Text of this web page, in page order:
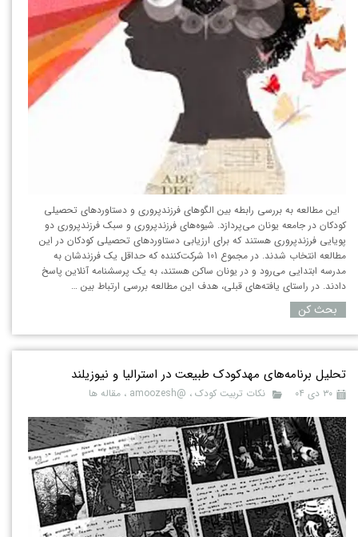
این مطالعه به بررسی رابطه بین الگوهای فرزندپروری و دستاوردهای تحصیلی
کودکان در جامعه یونان می‌پردازد. شیوه‌های فرزندپروری و سبک فرزندپروری دو
پویایی فرزندپروری هستند که برای ارزیابی دستاوردهای تحصیلی کودکان در این
مطالعه انتخاب شدند. در مجموع 101 شرکت‌کننده که حداقل یک فرزندشان به
مدرسه ابتدایی می‌رود و در یونان ساکن هستند، به یک پرسشنامه آنلاین پاسخ
دادند. در راستای یافته‌های قبلی، هدف این مطالعه بررسی ارتباط بین …
بحث کن
تحلیل ​​برنامه‌های مهدکودک طبیعت در استرالیا و نیوزیلند
۳۰ دی ۰۴ نکات تربیت کودک ، @amoozesh ، مقاله ها